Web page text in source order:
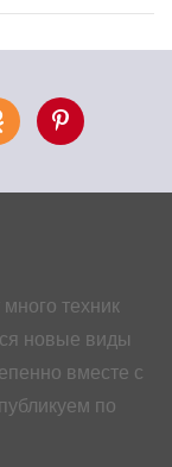
техник
новые виды
вместе с
по